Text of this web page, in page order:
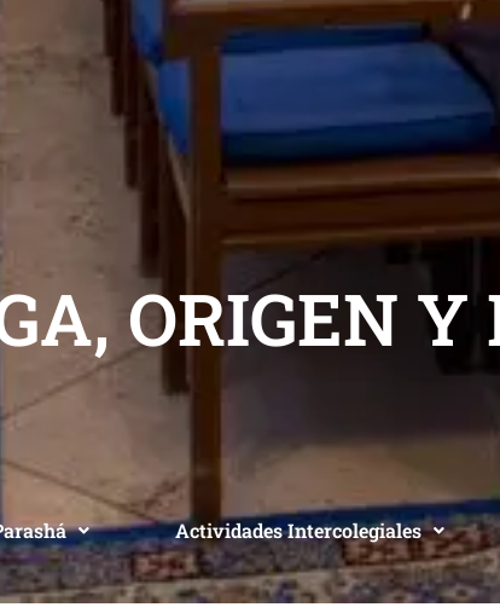
ORIGEN Y
Actividades Intercolegiales